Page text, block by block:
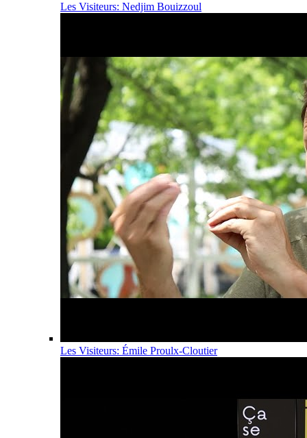
Les Visiteurs: Nedjim Bouizzoul
Les Visiteurs: Émile Proulx-Cloutier